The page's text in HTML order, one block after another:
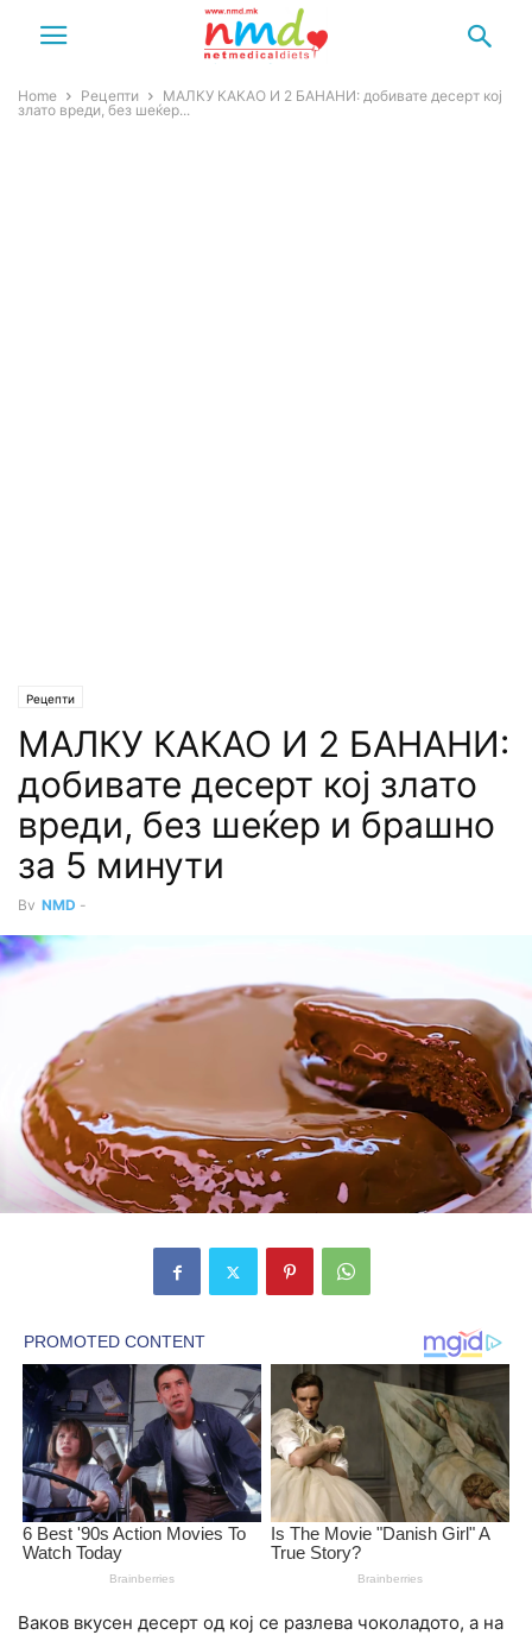
Home Рецепти
МАЛКУ КАКАО И 2 БАНАНИ: добивате десерт кој
злато вреди, без шеќер...
Рецепти
МАЛКУ КАКАО И 2 БАНАНИ:
добивате десерт кој злато
вреди, без шеќер и брашно
за 5 минути
By NMD -
Ваков вкусен десерт од кој се разлева чоколадото, а на